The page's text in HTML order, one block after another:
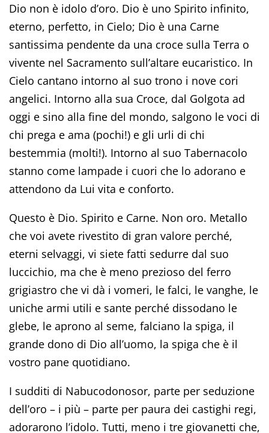
Dio non è idolo d’oro. Dio è uno Spirito infinito,
eterno, perfetto, in Cielo; Dio è una Carne
santissima pendente da una croce sulla Terra o
vivente nel Sacramento sull’altare eucaristico. In
Cielo cantano intorno al suo trono i nove cori
angelici. Intorno alla sua Croce, dal Golgota ad
oggi e sino alla fine del mondo, salgono le voci di
chi prega e ama (pochi!) e gli urli di chi
bestemmia (molti!). Intorno al suo Tabernacolo
stanno come lampade i cuori che lo adorano e
attendono da Lui vita e conforto.
Questo è Dio. Spirito e Carne. Non oro. Metallo
che voi avete rivestito di gran valore perché,
eterni selvaggi, vi siete fatti sedurre dal suo
luccichio, ma che è meno prezioso del ferro
grigiastro che vi dà i vomeri, le falci, le vanghe, le
uniche armi utili e sante perché dissodano le
glebe, le aprono al seme, falciano la spiga, il
grande dono di Dio all’uomo, la spiga che è il
vostro pane quotidiano.
I sudditi di Nabucodonosor, parte per seduzione
dell’oro – i più – parte per paura dei castighi regi,
adorarono l’idolo. Tutti, meno i tre giovanetti che,